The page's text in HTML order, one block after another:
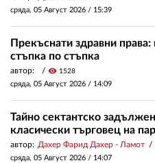
сряда, 05 Август 2026 / 15:39
Прекъснати здравни права:
стъпка по стъпка
автор: visibility 1528
сряда, 05 Август 2026 / 14:09
Тайно сектантско
класически търговец на
автор: Дахер Фарид Дахер - Ламот
сряда, 05 Август 2026 / 14:07